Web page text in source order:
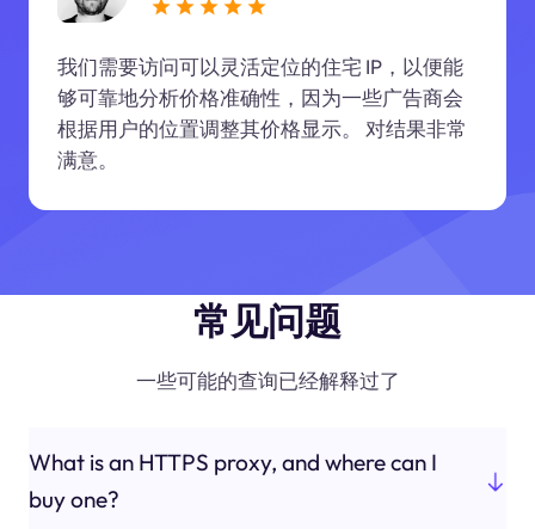
我们需要访问可以灵活定位的住宅 IP，以便能
够可靠地分析价格准确性，因为一些广告商会
根据用户的位置调整其价格显示。 对结果非常
满意。
常见问题
一些可能的查询已经解释过了
What is an HTTPS proxy, and where can I
buy one?